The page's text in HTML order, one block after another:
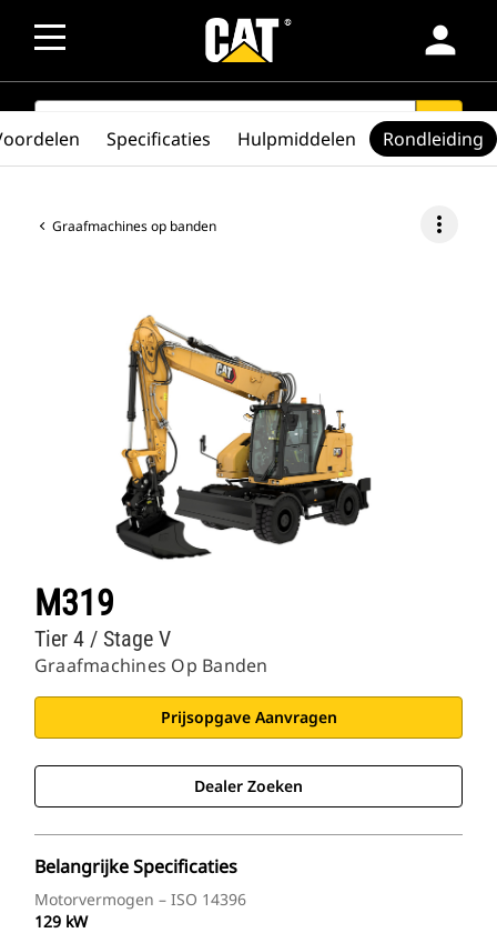
person
SEARCH search
Graafmachines op banden more_vert
M319
Graafmachines Op Banden
Tier 4 / Stage V
Prijsopgave Aanvragen
Dealer Zoeken
Belangrijke Specificaties
Motorvermogen – ISO 14396
129 kW
Specificaties Hulpmiddelen Rondleiding